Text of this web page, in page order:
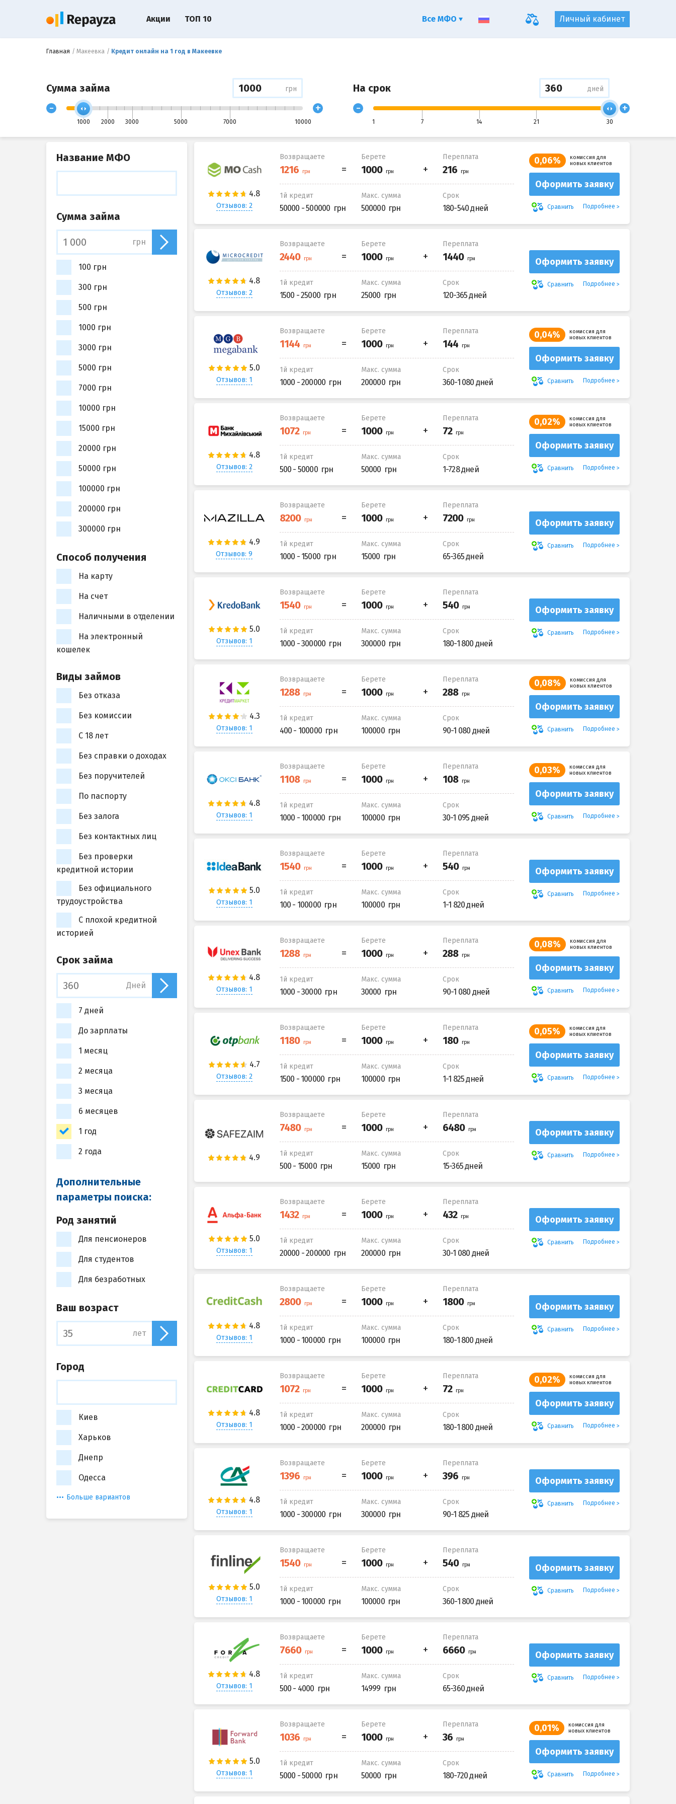
Главная Макеевка Кредит онлайн на 1 год в Макеевке
Сумма займа грн
-
1000 2000 3000 5000 7000 10000
+
На срок дней
-
1 7 14 21 30
+
Отзывов: 2
Возвращаете Берете Переплата
1й кредит
50000 - 500000
Макс. сумма
500000
Срок
180-540 дней
0,06%
комиссия для
новых клиентов
Оформить заявку
Сравнить Подробнее
Отзывов: 2
Возвращаете Берете Переплата
1й кредит
1500 - 25000
Макс. сумма
25000
Срок
120-365 дней
Оформить заявку
Сравнить Подробнее
Отзывов: 1
Возвращаете Берете Переплата
1й кредит
1000 - 200000
Макс. сумма
200000
Срок
360-1 080 дней
0,04%
комиссия для
новых клиентов
Оформить заявку
Сравнить Подробнее
Отзывов: 2
Возвращаете Берете Переплата
1й кредит
500 - 50000
Макс. сумма
50000
Срок
1-728 дней
0,02%
комиссия для
новых клиентов
Оформить заявку
Сравнить Подробнее
Отзывов: 9
Возвращаете Берете Переплата
1й кредит
1000 - 15000
Макс. сумма
15000
Срок
65-365 дней
Оформить заявку
Сравнить Подробнее
Отзывов: 1
Возвращаете Берете Переплата
1й кредит
1000 - 300000
Макс. сумма
300000
Срок
180-1 800 дней
Оформить заявку
Сравнить Подробнее
Отзывов: 1
Возвращаете Берете Переплата
1й кредит
400 - 100000
Макс. сумма
100000
Срок
90-1 080 дней
0,08%
комиссия для
новых клиентов
Оформить заявку
Сравнить Подробнее
Отзывов: 1
Возвращаете Берете Переплата
1й кредит
1000 - 100000
Макс. сумма
100000
Срок
30-1 095 дней
0,03%
комиссия для
новых клиентов
Оформить заявку
Сравнить Подробнее
Отзывов: 1
Возвращаете Берете Переплата
1й кредит
100 - 100000
Макс. сумма
100000
Срок
1-1 820 дней
Оформить заявку
Сравнить Подробнее
Отзывов: 1
Возвращаете Берете Переплата
1й кредит
1000 - 30000
Макс. сумма
30000
Срок
90-1 080 дней
0,08%
комиссия для
новых клиентов
Оформить заявку
Сравнить Подробнее
Отзывов: 2
Возвращаете Берете Переплата
1й кредит
1500 - 100000
Макс. сумма
100000
Срок
1-1 825 дней
0,05%
комиссия для
новых клиентов
Оформить заявку
Сравнить Подробнее
Возвращаете Берете Переплата
1й кредит
500 - 15000
Макс. сумма
15000
Срок
15-365 дней
Оформить заявку
Сравнить Подробнее
Отзывов: 1
Возвращаете Берете Переплата
1й кредит
20000 - 200000
Макс. сумма
200000
Срок
30-1 080 дней
Оформить заявку
Сравнить Подробнее
Отзывов: 1
Возвращаете Берете Переплата
1й кредит
1000 - 100000
Макс. сумма
100000
Срок
180-1 800 дней
Оформить заявку
Сравнить Подробнее
Отзывов: 1
Возвращаете Берете Переплата
1й кредит
1000 - 200000
Макс. сумма
200000
Срок
180-1 800 дней
0,02%
комиссия для
новых клиентов
Оформить заявку
Сравнить Подробнее
Отзывов: 1
Возвращаете Берете Переплата
1й кредит
1000 - 300000
Макс. сумма
300000
Срок
90-1 825 дней
Оформить заявку
Сравнить Подробнее
Отзывов: 1
Возвращаете Берете Переплата
1й кредит
1000 - 100000
Макс. сумма
100000
Срок
360-1 800 дней
Оформить заявку
Сравнить Подробнее
Отзывов: 1
Возвращаете Берете Переплата
1й кредит
500 - 4000
Макс. сумма
14999
Срок
65-360 дней
Оформить заявку
Сравнить Подробнее
Отзывов: 1
Возвращаете Берете Переплата
1й кредит
5000 - 50000
Макс. сумма
50000
Срок
180-720 дней
0,01%
комиссия для
новых клиентов
Оформить заявку
Сравнить Подробнее
Название МФО
Сумма займа
грн
100 грн
300 грн
500 грн
1000 грн
3000 грн
5000 грн
7000 грн
10000 грн
15000 грн
20000 грн
50000 грн
100000 грн
200000 грн
300000 грн
Способ получения
На карту
На счет
Наличными в отделении
На электронный
кошелек
Виды займов
Без отказа
Без комиссии
С 18 лет
Без справки о доходах
Без поручителей
По паспорту
Без залога
Без контактных лиц
Без проверки
кредитной истории
Без официального
трудоустройства
С плохой кредитной
историей
Срок займа
Дней
7 дней
До зарплаты
1 месяц
2 месяца
3 месяца
6 месяцев
1 год
2 года
Дополнительные
параметры поиска:
Род занятий
Для пенсионеров
Для студентов
Для безработных
Ваш возраст
лет
Город
Киев
Харьков
Днепр
Одесса
Больше вариантов
Личный кабинет
Акции ТОП 10 Все МФО